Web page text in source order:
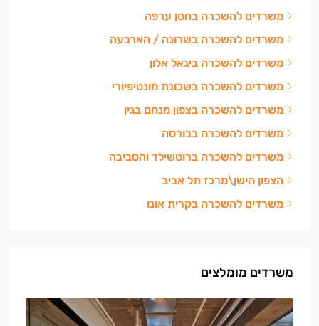
משרדים להשכרה בחסן ערפה
משרדים להשכרה בשרונה / הארבעה
משרדים להשכרה ביגאל אלון
משרדים להשכרה בשכונת מונטיפיורי
משרדים להשכרה בצפון מנחם בגין
משרדים להשכרה בבורסה
משרדים להשכרה ברוטשילד והסביבה
הצפון הישן\מרכז תל אביב
משרדים להשכרה בקרית אונו
משרדים מומלצים